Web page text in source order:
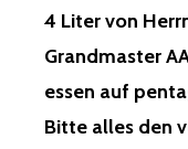
4 Liter von
Grandmaster
essen auf
Bitte alles den